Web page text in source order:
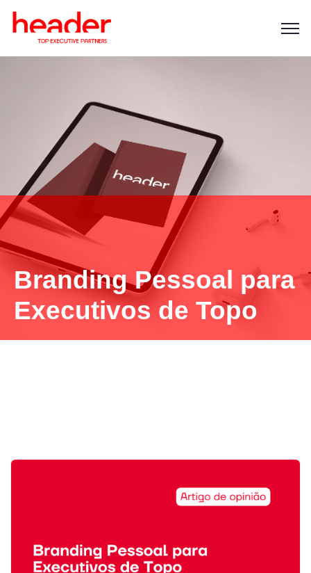
Branding Pessoal para
Executivos de Topo